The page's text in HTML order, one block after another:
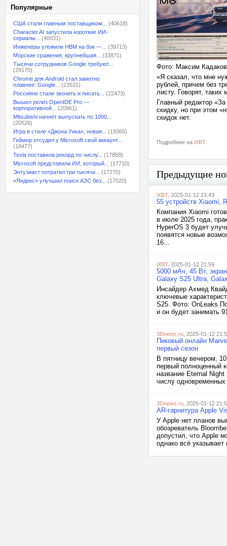
Популярные
США стали главным поставщиком...
(40618)
Character.AI запустила короткие ИИ-
сериалы...
(40031)
Инженеры уложили HBM на бок —...
(39713)
Морские сражения, крупнейшая...
(33871)
Тысячи сотрудников Google требуют...
(29170)
Chrome для Android стал заметно
плавнее: Google...
(23531)
Россияне стали звонить и писать...
(22473)
Вышел релиз OpenIDE Pro —
корпоративной...
(20961)
Mitsubishi начнёт выпускать по 1000...
(20526)
Игра в стиле «Джона Уика», новая...
(19365)
Геймер отсудил у Microsoft свой аккаунт...
(18477)
Tesla поставила рекорд по числу...
(17858)
Microsoft представила ИИ, который...
(17710)
Энтузиаст потратил три тысячи...
(17270)
«Яндекс» улучшил поиск АЗС без...
(17020)
Фото: Максим Кадаков
«Я сказал, что мне
рублей, причем без
листу. Говорят,
Главный редактор
скидку, но при этом
скидок нет.
Подробнее на iXBT
Предыдущие
iXBT, 2025-01-12 21:43
55 устройств Xiaomi,
Компания Xiaomi
в июле 2025 года,
HyperOS 3 будет
появятся новые
16...
iXBT, 2025-01-12 21:59
5000 мАч, 45 Вт,
Galaxy S25 Ultra,
Инсайдер Ахмед
ключевые
S25. Фото: OnLeaks
и он будет занимать
3Dnews.ru , 2025-01-12
Пиковый онлайн
первый сезон
В пятницу вечером,
первый полноценный
название Eternal
числу одновременных
3Dnews.ru , 2025-01-12
AR-гарнитура Apple
У Apple нет планов
обозреватель
допустил, что Apple
однако всё